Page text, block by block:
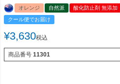
オレンジ 自然派
酸化防止剤 無添加
クール便でお届け
¥3,630税込
商品番号 11301